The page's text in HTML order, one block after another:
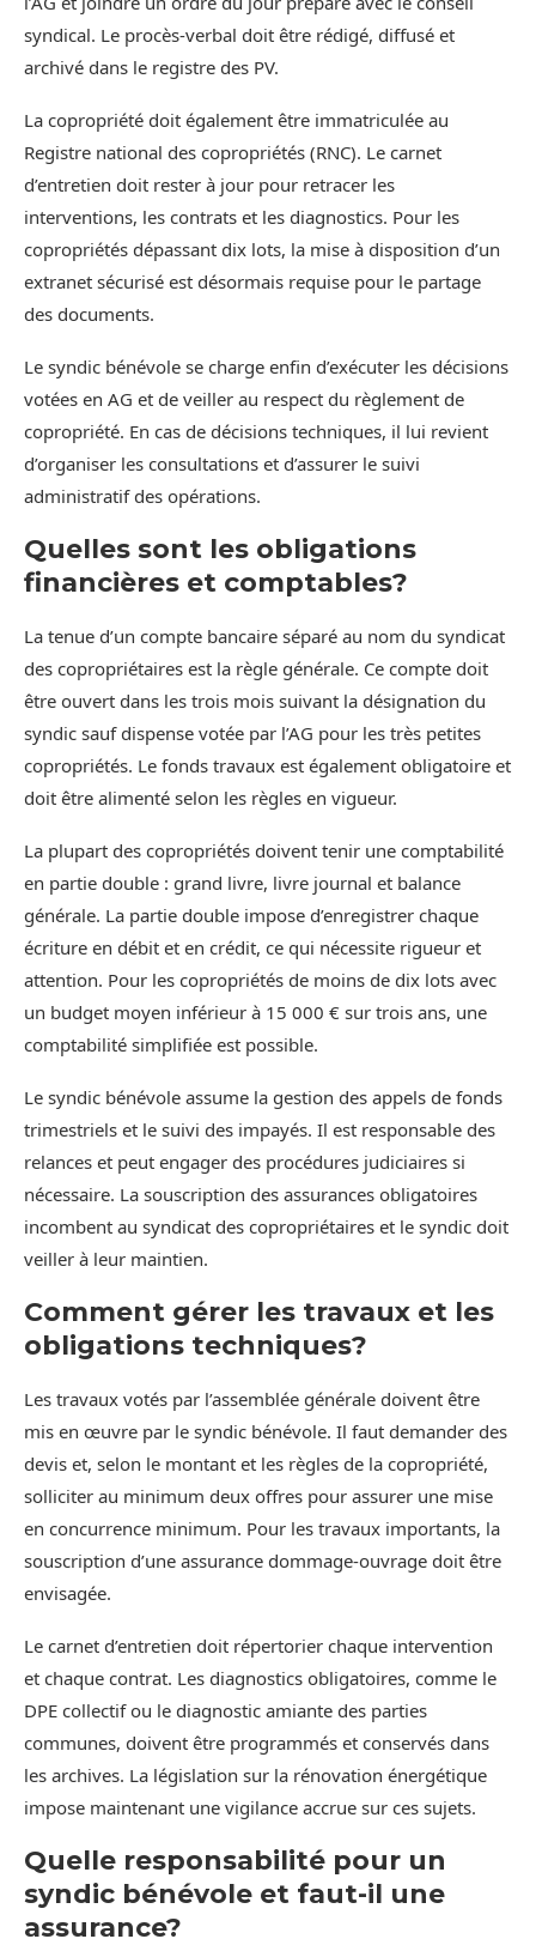
syndical. Le procès-verbal doit être rédigé, diffusé et
archivé dans le registre des PV.
La copropriété doit également être immatriculée au
Registre national des copropriétés (RNC). Le carnet
d’entretien doit rester à jour pour retracer les
interventions, les contrats et les diagnostics. Pour les
copropriétés dépassant dix lots, la mise à disposition d’un
extranet sécurisé est désormais requise pour le partage
des documents.
Le syndic bénévole se charge enfin d’exécuter les décisions
votées en AG et de veiller au respect du règlement de
copropriété. En cas de décisions techniques, il lui revient
d’organiser les consultations et d’assurer le suivi
administratif des opérations.
Quelles sont les obligations
financières et comptables?
La tenue d’un compte bancaire séparé au nom du syndicat
des copropriétaires est la règle générale. Ce compte doit
être ouvert dans les trois mois suivant la désignation du
syndic sauf dispense votée par l’AG pour les très petites
copropriétés. Le fonds travaux est également obligatoire et
doit être alimenté selon les règles en vigueur.
La plupart des copropriétés doivent tenir une comptabilité
en partie double : grand livre, livre journal et balance
générale. La partie double impose d’enregistrer chaque
écriture en débit et en crédit, ce qui nécessite rigueur et
attention. Pour les copropriétés de moins de dix lots avec
un budget moyen inférieur à 15 000 € sur trois ans, une
comptabilité simplifiée est possible.
Le syndic bénévole assume la gestion des appels de fonds
trimestriels et le suivi des impayés. Il est responsable des
relances et peut engager des procédures judiciaires si
nécessaire. La souscription des assurances obligatoires
incombent au syndicat des copropriétaires et le syndic doit
veiller à leur maintien.
Comment gérer les travaux et les
obligations techniques?
Les travaux votés par l’assemblée générale doivent être
mis en œuvre par le syndic bénévole. Il faut demander des
devis et, selon le montant et les règles de la copropriété,
solliciter au minimum deux offres pour assurer une mise
en concurrence minimum. Pour les travaux importants, la
souscription d’une assurance dommage-ouvrage doit être
envisagée.
Le carnet d’entretien doit répertorier chaque intervention
et chaque contrat. Les diagnostics obligatoires, comme le
DPE collectif ou le diagnostic amiante des parties
communes, doivent être programmés et conservés dans
les archives. La législation sur la rénovation énergétique
impose maintenant une vigilance accrue sur ces sujets.
Quelle responsabilité pour un
syndic bénévole et faut-il une
assurance?